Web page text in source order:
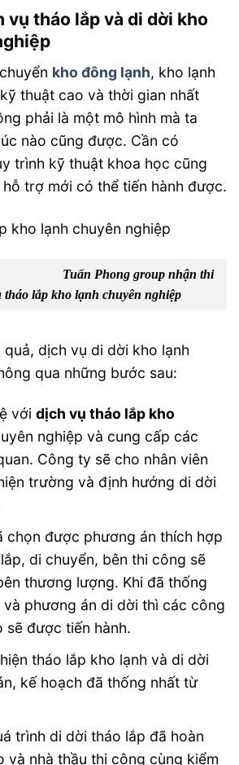
vụ tháo lắp và di dời kho
kho đông lạnh, kho lạnh
thuật cao và thời gian nhất
phải là một mô hình mà ta
nào cũng được. Cần có
trình kỹ thuật khoa học cũng
trợ mới có thể tiến hành được.
Tuấn Phong group nhận thi
tháo lắp kho lạnh chuyên nghiệp
dịch vụ di dời kho lạnh
qua những bước sau:
với dịch vụ tháo lắp kho
nghiệp và cung cấp các
Công ty sẽ cho nhân viên
trường và định hướng di dời
chọn được phương án thích hợp
di chuyển, bên thi công sẽ
thương lượng. Khi đã thống
và phương án di dời thì các công
sẽ được tiến hành.
tháo lắp kho lạnh và di dời
kế hoạch đã thống nhất từ
trình di dời tháo lắp đã hoàn
và nhà thầu thi công cùng kiểm